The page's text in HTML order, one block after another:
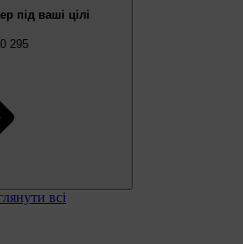
під ваші цілі
295
всі